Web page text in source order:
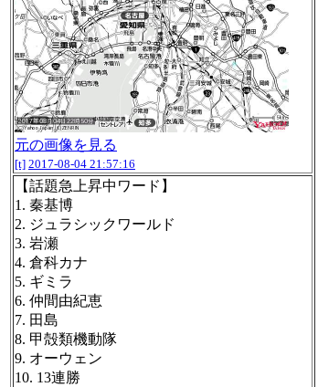
元の画像を見る
[t] 2017-08-04 21:57:16
【話題急上昇中ワード】
1. 秦基博
2. ジュラシックワールド
3. 岩瀬
4. 倉科カナ
5. ギミラ
6. 仲間由紀恵
7. 田島
8. 甲殻類機動隊
9. オーウェン
10. 13連勝